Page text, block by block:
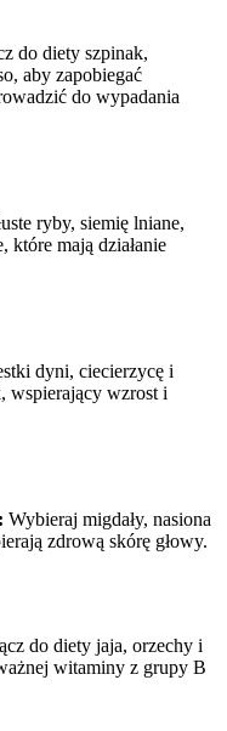
do diety szpinak,
aby zapobiegać
do wypadania
ryby, siemię lniane,
które mają działanie
dyni, ciecierzycę i
wspierający wzrost i
Wybieraj migdały, nasiona
zdrową skórę głowy.
do diety jaja, orzechy i
witaminy z grupy B